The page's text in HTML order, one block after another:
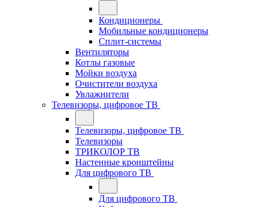
Кондиционеры
Мобильные кондиционеры
Сплит-системы
Вентиляторы
Котлы газовые
Мойки воздуха
Очистители воздуха
Увлажнители
Телевизоры, цифровое ТВ
Телевизоры, цифровое ТВ
Телевизоры
ТРИКОЛОР ТВ
Настенные кронштейны
Для цифрового ТВ
Для цифрового ТВ